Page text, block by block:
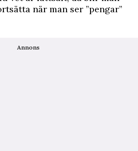
när man ser ”pengar”
Annons